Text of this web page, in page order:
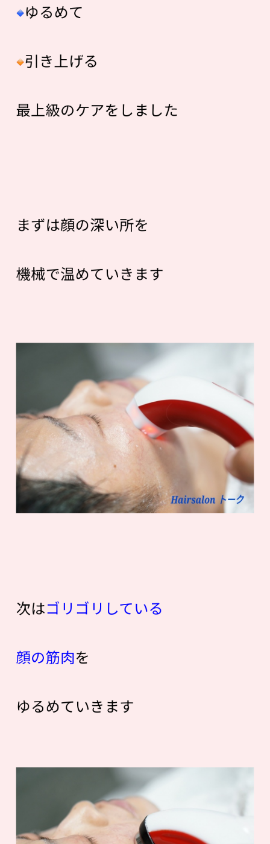
ゆるめて
引き上げる
最上級のケアをしました
まずは顔の深い所を
機械で温めていきます
次はゴリゴリしている
顔の筋肉を
ゆるめていきます